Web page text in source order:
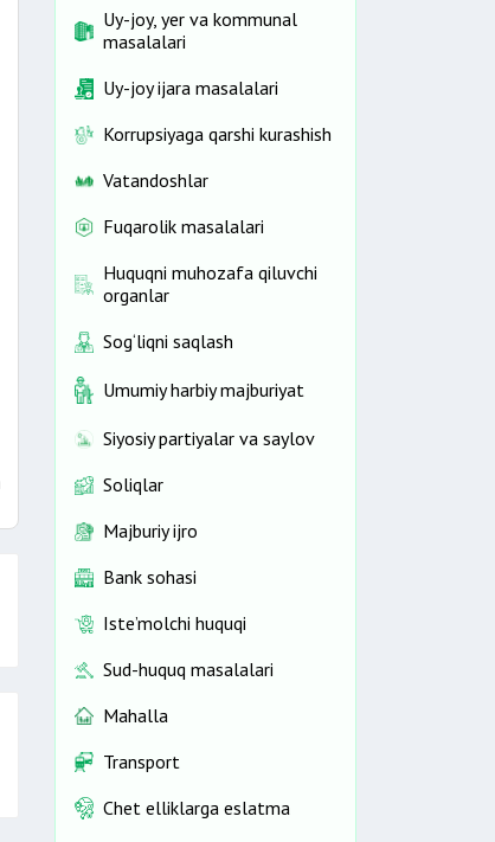
Uy-joy, yer va kommunal
masalalari
Uy-joy ijara masalalari
Korrupsiyaga qarshi kurashish
Vatandoshlar
Fuqarolik masalalari
Huquqni muhozafa qiluvchi
organlar
Sog‘liqni saqlash
Umumiy harbiy majburiyat
Siyosiy partiyalar va saylov
Soliqlar
Majburiy ijro
Bank sohasi
Iste’molchi huquqi
Sud-huquq masalalari
Mahalla
Transport
Chet elliklarga eslatma